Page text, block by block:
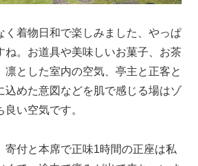
く着物日和で楽しみました、やっぱ
ね。お道具や美味しいお菓子、お茶
凛とした室内の空気、亭主と正客と
込めた意図などを肌で感じる場はゾ
い空気です。
寄付と本席で正味1時間の正座は私